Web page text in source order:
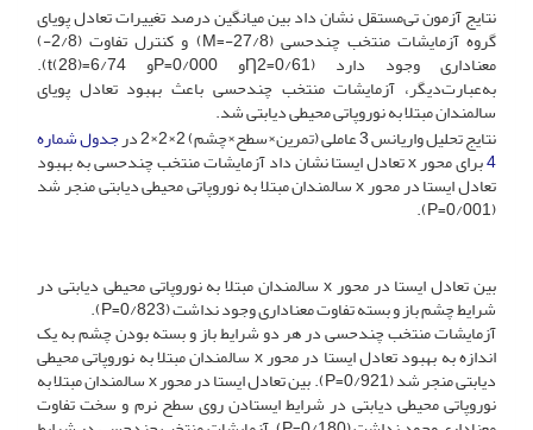
نتایج آزمون تی‌مستقل نشان داد بین میانگین درصد تغییرات تعادل پویای
گروه آزمایشات منتخب چندحسی (27/8-=M) و کنترل تفاوت (2/8-)
معناداری وجود دارد (Ƞ2=0/61و P=0/000و t(28)=6/74).
به‌عبارت‌دیگر، آزمایشات منتخب چندحسی باعث بهبود تعادل پویای
سالمندان مبتلا به نوروپاتی محیطی دیابتی شد.
نتایج تحلیل واریانس 3 ‌عاملی (تمرین×سطح×چشم) 2×2×2 در جدول شماره
4 برای محور x ‌تعادل ایستا نشان داد آزمایشات منتخب چندحسی به بهبود
تعادل ایستا در محور x سالمندان مبتلا به نوروپاتی محیطی دیابتی منجر شد
(0/001=P).
بین تعادل ایستا در محور x سالمندان مبتلا به نوروپاتی محیطی دیابتی در
شرایط چشم باز و بسته تفاوت معناداری وجود نداشت (‌0/823=P).
آزمایشات منتخب چندحسی در هر دو شرایط باز و بسته بودن چشم به یک
اندازه به بهبود تعادل ایستا در محور x سالمندان مبتلا به نوروپاتی محیطی
دیابتی منجر شد (0/921=P). بین تعادل ایستا در محور x سالمندان مبتلا به
نوروپاتی محیطی دیابتی در شرایط ایستادن روی سطح نرم و سخت تفاوت